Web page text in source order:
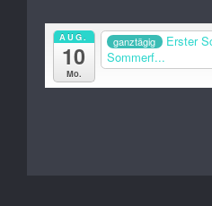
AUG.
10
Mo.
ganztägig
Erster
Sommerf...